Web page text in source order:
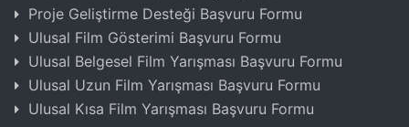
Proje Geliştirme Desteği Başvuru Formu
Ulusal Film Gösterimi Başvuru Formu
Ulusal Belgesel Film Yarışması Başvuru Formu
Ulusal Uzun Film Yarışması Başvuru Formu
Ulusal Kısa Film Yarışması Başvuru Formu